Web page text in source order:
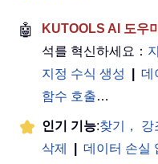
🤖 KUTOOLS AI 도우미
석를 혁신하세요：
지정 수식 생성
데
함수 호출…
인기 기능:찾기， 강
삭제
데이터 손실